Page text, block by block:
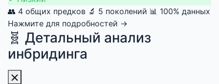
👥 4 общих предков 🔬 5 поколений 📊 100% данных
Нажмите для подробностей →
🧬 Детальный анализ
инбридинга